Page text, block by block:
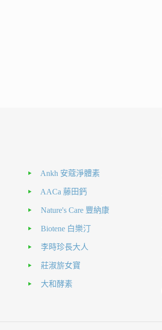
Ankh 安蔻淨體素
AACa 藤田鈣
Nature's Care 豐納康
Biotene 白樂汀
李時珍長大人
莊淑旂女寶
大和酵素